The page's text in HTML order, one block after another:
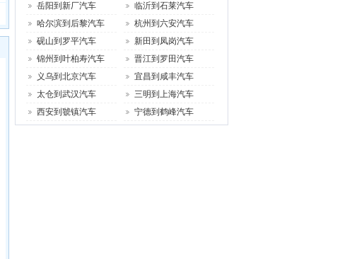
岳阳到新厂汽车
临沂到石莱汽车
哈尔滨到后黎汽车
杭州到六安汽车
砚山到罗平汽车
新田到凤岗汽车
锦州到叶柏寿汽车
晋江到罗田汽车
义乌到北京汽车
宜昌到咸丰汽车
太仓到武汉汽车
三明到上海汽车
西安到虢镇汽车
宁德到鹤峰汽车